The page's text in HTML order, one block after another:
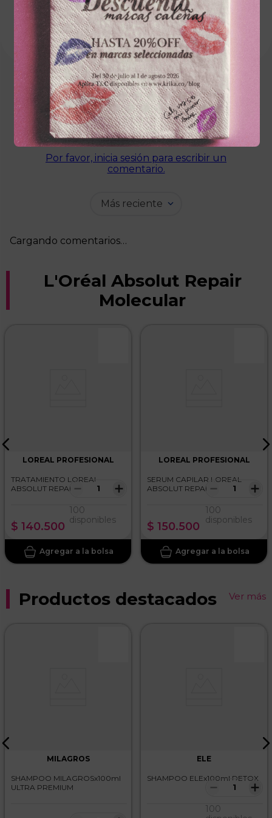
molecular del cabello.
Cargando el resumen…
Por favor, inicia sesión para escribir un
comentario.
Más reciente
Cargando comentarios…
L'Oréal Absolut Repair
Molecular
LOREAL PROFESIONAL
TRATAMIENTO LOREAL
ABSOLUT REPAIR
$ 140.500
＋
－
100
disponibles
LOREAL PROFESIONAL
SERUM CAPILAR LOREAL
ABSOLUT REPAIR
$ 150.500
＋
－
100
disponibles
Productos destacados Ver más
MILAGROS
SHAMPOO MILAGROSx100ml
ULTRA PREMIUM
ELE
SHAMPOO ELEx100ml DETOX
＋
－
100